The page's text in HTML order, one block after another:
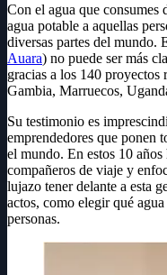
Con el agua que consumes
agua potable a aquellas
diversas partes del mundo.
Auara) no puede ser más
gracias a los 140 proyectos
Gambia, Marruecos,
Su testimonio es
emprendedores que ponen
el mundo. En estos 10
compañeros de viaje y
lujazo tener delante a esta
actos, como elegir qué
personas.